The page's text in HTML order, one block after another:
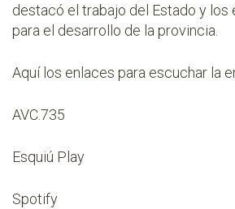
destacó el trabajo del Estado y los
para el desarrollo de la provincia.
Aquí los enlaces para escuchar la
AVC.735
Esquiú Play
Spotify